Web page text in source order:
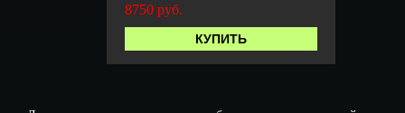
8750 руб.
КУПИТЬ